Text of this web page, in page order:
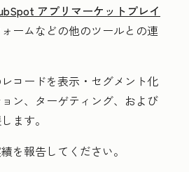
アプリマーケットプレイ
ームなどの他のツールとの連
コードを表示・セグメント化
ン、ターゲティング、および
ます。
を報告してください。